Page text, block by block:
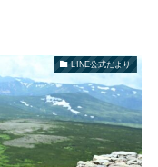
LINE公式だより